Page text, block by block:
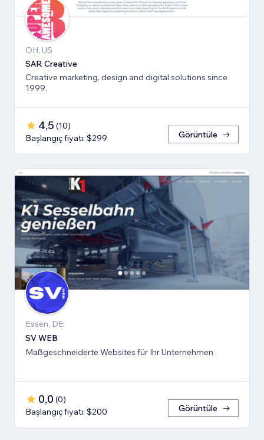
OH, US
SAR Creative
Creative marketing, design and digital solutions since
1999.
4,5 (10)
Başlangıç fiyatı: $299
Görüntüle
Essen, DE
SV WEB
Maßgeschneiderte Websites für Ihr Unternehmen
0,0 (0)
Başlangıç fiyatı: $200
Görüntüle